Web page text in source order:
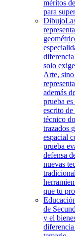
méritos
para
Dibujo
solo
Arte, sino
además
prueba
escrito
técnico
trazados
espacial
prueba
defensa
nuevas
que tu
de
y el
diferencia